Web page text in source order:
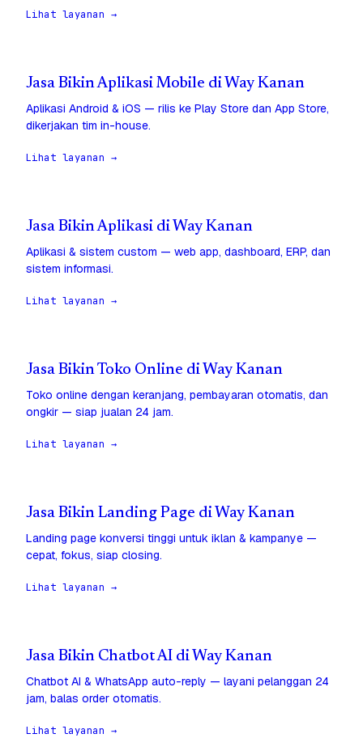
Lihat layanan →
Jasa Bikin Aplikasi Mobile di Way Kanan
Aplikasi Android & iOS — rilis ke Play Store dan App Store,
dikerjakan tim in-house.
Lihat layanan →
Jasa Bikin Aplikasi di Way Kanan
Aplikasi & sistem custom — web app, dashboard, ERP, dan
sistem informasi.
Lihat layanan →
Jasa Bikin Toko Online di Way Kanan
Toko online dengan keranjang, pembayaran otomatis, dan
ongkir — siap jualan 24 jam.
Lihat layanan →
Jasa Bikin Landing Page di Way Kanan
Landing page konversi tinggi untuk iklan & kampanye —
cepat, fokus, siap closing.
Lihat layanan →
Jasa Bikin Chatbot AI di Way Kanan
Chatbot AI & WhatsApp auto-reply — layani pelanggan 24
jam, balas order otomatis.
Lihat layanan →